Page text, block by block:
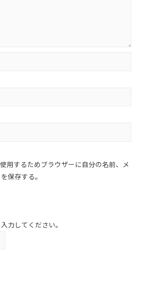
用するためブラウザーに自分の名前、メ
保存する。
力してください。